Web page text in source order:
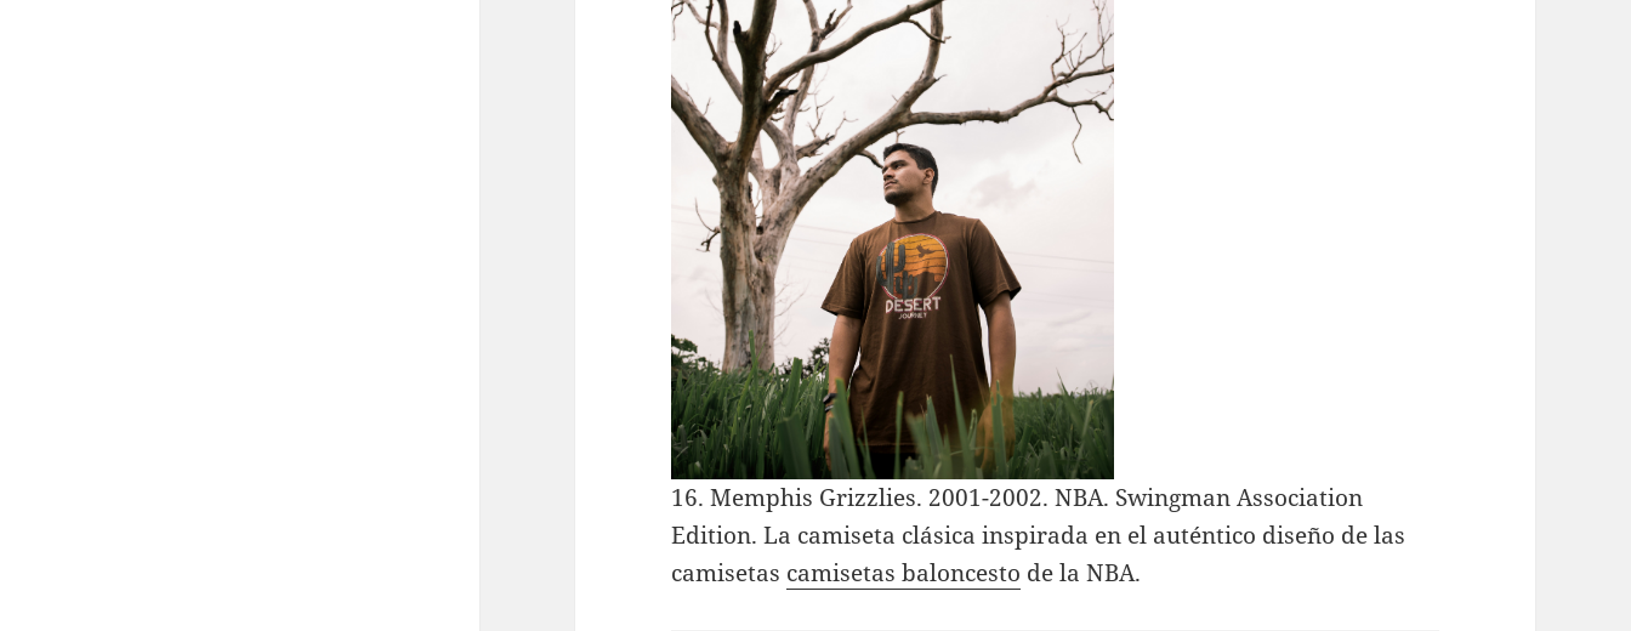
16. Memphis Grizzlies. 2001-2002. NBA. Swingman Association
Edition. La camiseta clásica inspirada en el auténtico diseño de las
camisetas camisetas baloncesto de la NBA.